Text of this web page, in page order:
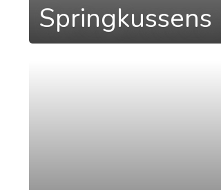
Springkussens